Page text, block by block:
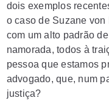
dois exemplos
o caso de Suzane
com um alto padrão
namorada, todos à
pessoa que estamos
advogado, que, num
justiça?